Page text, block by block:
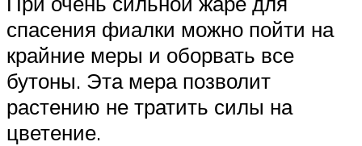
спасения фиалки можно пойти на
крайние меры и оборвать все
бутоны. Эта мера позволит
растению не тратить силы на
цветение.